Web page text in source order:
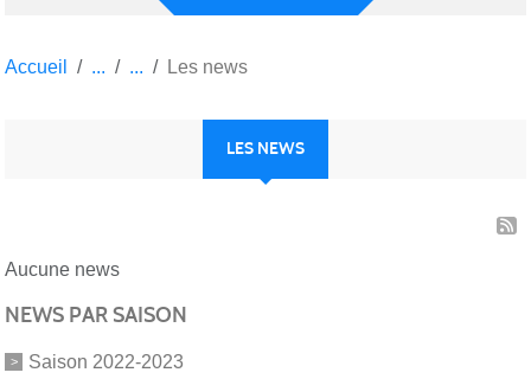
Accueil Les news
LES NEWS
Aucune news
NEWS PAR SAISON
Saison 2022-2023